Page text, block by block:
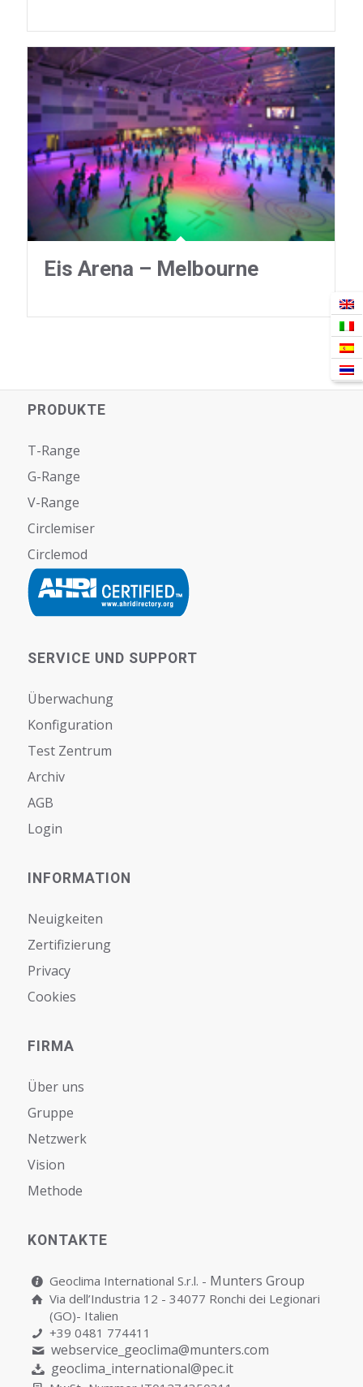
Eis Arena – Melbourne
PRODUKTE
T-Range
G-Range
V-Range
Circlemiser
Circlemod
SERVICE UND SUPPORT
Überwachung
Konfiguration
Test Zentrum
Archiv
AGB
Login
INFORMATION
Neuigkeiten
Zertifizierung
Privacy
Cookies
FIRMA
Über uns
Gruppe
Netzwerk
Vision
Мethode
KONTAKTE
Geoclima International S.r.l. - Munters Group
Via dell’Industria 12 - 34077 Ronchi dei Legionari
(GO)- Italien
+39 0481 774411
webservice_geoclima@munters.com
geoclima_international@pec.it